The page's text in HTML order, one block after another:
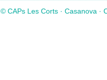
© CAPs Les Corts · Casanova ·